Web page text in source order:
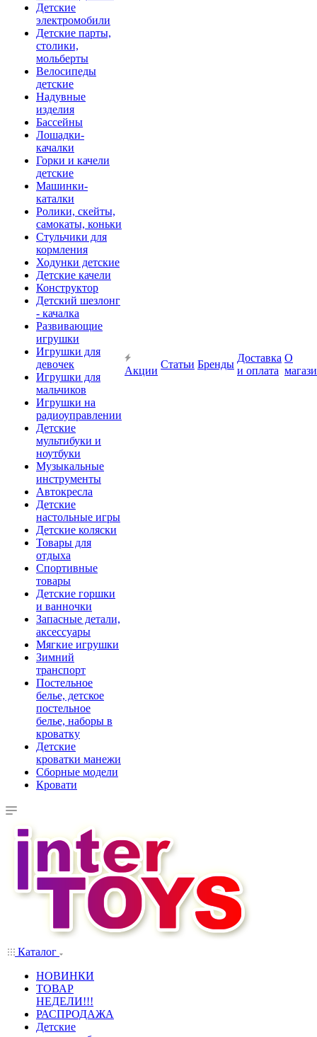
Детские
электромобили
Детские парты,
столики,
мольберты
Велосипеды
детские
Надувные
изделия
Бассейны
Лошадки-
качалки
Горки и качели
детские
Машинки-
каталки
Ролики, скейты,
самокаты, коньки
Стульчики для
кормления
Ходунки детские
Детские качели
Конструктор
Детский шезлонг
- качалка
Развивающие
игрушки
Игрушки для
девочек
Игрушки для
мальчиков
Игрушки на
радиоуправлении
Детские
мультибуки и
ноутбуки
Музыкальные
инструменты
Автокресла
Детские
настольные игры
Детские коляски
Товары для
отдыха
Спортивные
товары
Детские горшки
и ванночки
Запасные детали,
аксессуары
Мягкие игрушки
Зимний
транспорт
Постельное
белье, детское
постельное
белье, наборы в
кроватку
Детские
кроватки манежи
Сборные модели
Кровати
Акции
Статьи Бренды
Доставка
и оплата
О
Каталог
НОВИНКИ
ТОВАР
НЕДЕЛИ!!!
РАСПРОДАЖА
Детские